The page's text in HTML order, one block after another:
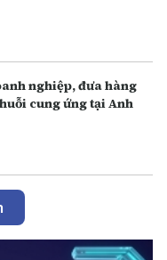
nghiệp, đưa hàng
cung ứng tại Anh